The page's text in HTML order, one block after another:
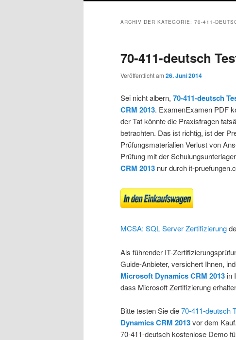
ARCHIV DER KATEGORIE: 70-411-
70-411-deutsch
Veröffentlicht am 26. Juni 2014
Sei nicht albern, 70-411-deutsch
CRM 2013. ExamenExamen PDF
der Tat könnte die Praxisfragen
betrachten. Das ist richtig, ist der
Prüfungsmaterialien Verlust von
Prüfung mit der
CRM 2013 nur durch it-
MCSA: SQL Server Zertifizierung
Als führender IT-
Guide-Anbieter, versichert Ihnen,
Microsoft Dynamics CRM 2013 in
dass Microsoft Zertifizierung
Bitte testen Sie die70-411-deutsch
Dynamics CRM 2013vor dem
70-411-deutsch kostenlose Demo